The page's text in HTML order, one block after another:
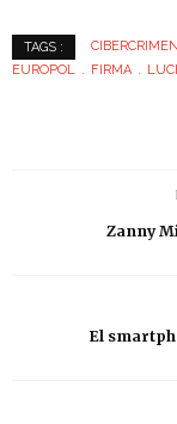
TAGS : CIBERCRIMEN
EUROPOL
FIRMA
Zanny
El